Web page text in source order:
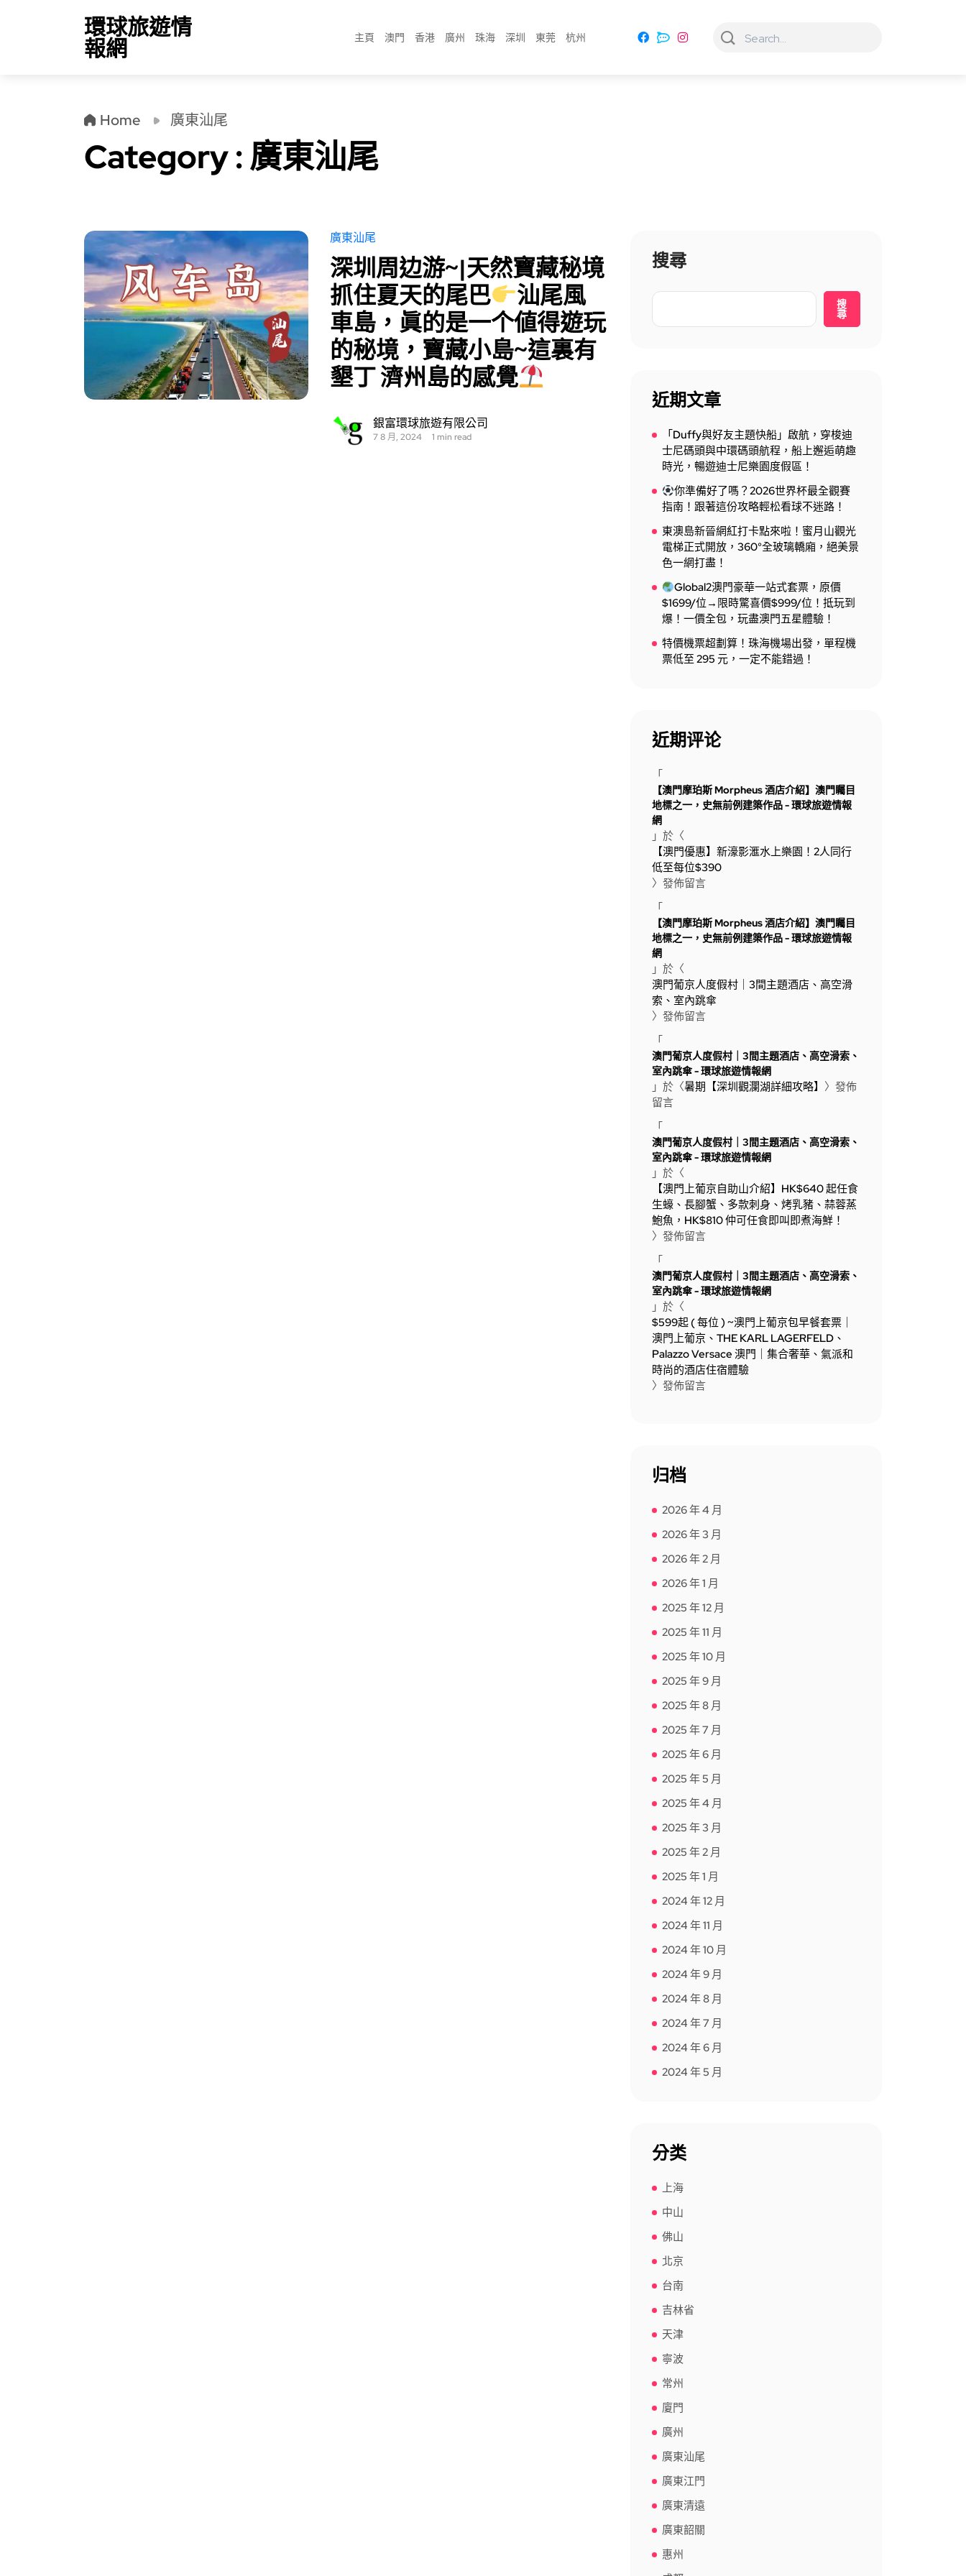
環球旅遊情
報網 主頁 澳門 香港 廣州 珠海 深圳 東莞 杭州
Home 廣東汕尾
Category : 廣東汕尾
廣東汕尾
深圳周边游~|天然寶藏秘境
抓住夏天的尾巴
汕尾風
車島，眞的是一个値得遊玩
的秘境，寶藏小島~這裏有
墾丁 濟州島的感覺
銀富環球旅遊有限公司
7 8 月, 2024 1 min read
搜尋
搜
尋
近期文章
「Duffy與好友主題快船」啟航，穿梭迪
士尼碼頭與中環碼頭航程，船上邂逅萌趣
時光，暢遊迪士尼樂園度假區！
你準備好了嗎？2026世界杯最全觀賽
指南！跟著這份攻略輕松看球不迷路！
東澳島新晉網紅打卡點來啦！蜜月山觀光
電梯正式開放，360°全玻璃轎廂，絕美景
色一網打盡！
Global2澳門豪華一站式套票，原價
$1699/位→限時驚喜價$999/位！抵玩到
爆！一價全包，玩盡澳門五星體驗！
特價機票超劃算！珠海機場出發，單程機
票低至 295 元，一定不能錯過！
近期评论
「
【澳門摩珀斯 Morpheus 酒店介紹】澳門矚目
地標之一，史無前例建築作品 - 環球旅遊情報
網
」於〈
【澳門優惠】新濠影滙水上樂園！2人同行
低至每位$390
〉發佈留言
「
【澳門摩珀斯 Morpheus 酒店介紹】澳門矚目
地標之一，史無前例建築作品 - 環球旅遊情報
網
」於〈
澳門葡京人度假村｜3間主題酒店、高空滑
索、室內跳傘
〉發佈留言
「
澳門葡京人度假村｜3間主題酒店、高空滑索、
室內跳傘 - 環球旅遊情報網
」於〈暑期【深圳觀瀾湖詳細攻略】 〉發佈
留言
「
澳門葡京人度假村｜3間主題酒店、高空滑索、
室內跳傘 - 環球旅遊情報網
」於〈
【澳門上葡京自助山介紹】HK$640 起任食
生蠔、長腳蟹、多款刺身、烤乳豬、蒜蓉蒸
鮑魚，HK$810 仲可任食即叫即煮海鮮！
〉發佈留言
「
澳門葡京人度假村｜3間主題酒店、高空滑索、
室內跳傘 - 環球旅遊情報網
」於〈
$599起 ( 每位 ) ~澳門上葡京包早餐套票｜
澳門上葡京、THE KARL LAGERFELD、
Palazzo Versace 澳門｜集合奢華、氣派和
時尚的酒店住宿體驗
〉發佈留言
归档
2026 年 4 月
2026 年 3 月
2026 年 2 月
2026 年 1 月
2025 年 12 月
2025 年 11 月
2025 年 10 月
2025 年 9 月
2025 年 8 月
2025 年 7 月
2025 年 6 月
2025 年 5 月
2025 年 4 月
2025 年 3 月
2025 年 2 月
2025 年 1 月
2024 年 12 月
2024 年 11 月
2024 年 10 月
2024 年 9 月
2024 年 8 月
2024 年 7 月
2024 年 6 月
2024 年 5 月
分类
上海
中山
佛山
北京
台南
吉林省
天津
寧波
常州
廈門
廣州
廣東汕尾
廣東江門
廣東清遠
廣東韶關
惠州